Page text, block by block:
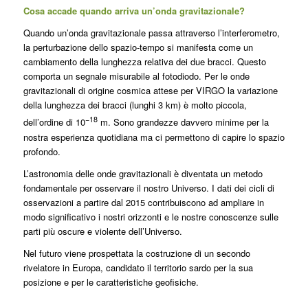
Cosa accade quando arriva un’onda gravitazionale?
Quando un’onda gravitazionale passa attraverso l’interferometro,
la perturbazione dello spazio-tempo si manifesta come un
cambiamento della lunghezza relativa dei due bracci. Questo
comporta un segnale misurabile al fotodiodo. Per le onde
gravitazionali di origine cosmica attese per VIRGO la variazione
della lunghezza dei bracci (lunghi 3 km) è molto piccola,
dell’ordine di 10−18m. Sono grandezze davvero minime per la
nostra esperienza quotidiana ma ci permettono di capire lo spazio
profondo.
L’astronomia delle onde gravitazionali è diventata un metodo
fondamentale per osservare il nostro Universo. I dati dei cicli di
osservazioni a partire dal 2015 contribuiscono ad ampliare in
modo significativo i nostri orizzonti e le nostre conoscenze sulle
parti più oscure e violente dell’Universo.
Nel futuro viene prospettata la costruzione di un secondo
rivelatore in Europa, candidato il territorio sardo per la sua
posizione e per le caratteristiche geofisiche.